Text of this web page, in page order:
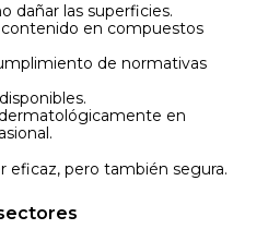
dañar las superficies.
en compuestos
de normativas
en
eficaz, pero también segura.